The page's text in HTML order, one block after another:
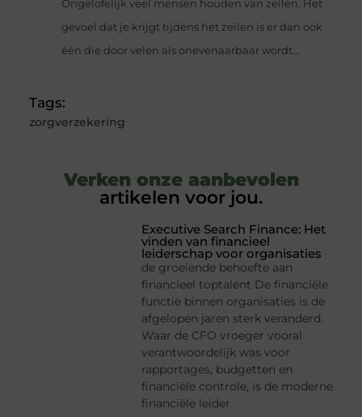
Ongelofelijk veel mensen houden van zeilen. Het
gevoel dat je krijgt tijdens het zeilen is er dan ook
één die door velen als onevenaarbaar wordt...
Tags:
zorgverzekering
Verken onze aanbevolen
artikelen voor jou.
Executive Search Finance: Het
vinden van financieel
leiderschap voor organisaties
de groeiende behoefte aan
financieel toptalent De financiële
functie binnen organisaties is de
afgelopen jaren sterk veranderd.
Waar de CFO vroeger vooral
verantwoordelijk was voor
rapportages, budgetten en
financiële controle, is de moderne
financiële leider